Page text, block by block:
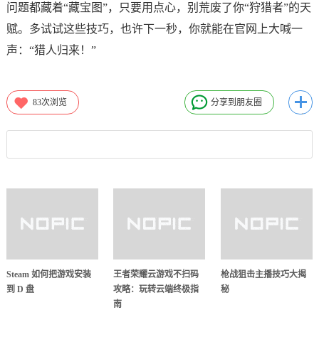
问题都藏着“藏宝图”，只要用点心，别荒废了你“狩猎者”的天
赋。多试试这些技巧，也许下一秒，你就能在官网上大喊一
声：“猎人归来！”
83次浏览 分享到朋友圈
Steam 如何把游戏安装
到 D 盘
王者荣耀云游戏不扫码
攻略：玩转云端终极指
南
枪战狙击主播技巧大揭
秘